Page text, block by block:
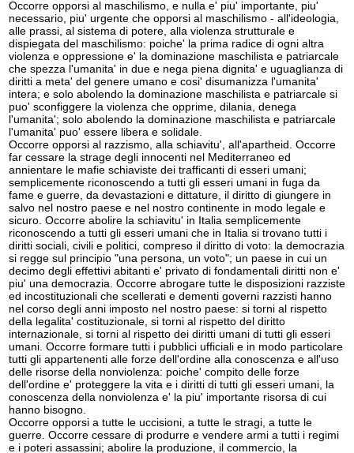
Occorre opporsi al maschilismo, e nulla e' piu' importante, piu'
necessario, piu' urgente che opporsi al maschilismo - all'ideologia,
alle prassi, al sistema di potere, alla violenza strutturale e
dispiegata del maschilismo: poiche' la prima radice di ogni altra
violenza e oppressione e' la dominazione maschilista e patriarcale
che spezza l'umanita' in due e nega piena dignita' e uguaglianza di
diritti a meta' del genere umano e cosi' disumanizza l'umanita'
intera; e solo abolendo la dominazione maschilista e patriarcale si
puo' sconfiggere la violenza che opprime, dilania, denega
l'umanita'; solo abolendo la dominazione maschilista e patriarcale
l'umanita' puo' essere libera e solidale.
Occorre opporsi al razzismo, alla schiavitu', all'apartheid. Occorre
far cessare la strage degli innocenti nel Mediterraneo ed
annientare le mafie schiaviste dei trafficanti di esseri umani;
semplicemente riconoscendo a tutti gli esseri umani in fuga da
fame e guerre, da devastazioni e dittature, il diritto di giungere in
salvo nel nostro paese e nel nostro continente in modo legale e
sicuro. Occorre abolire la schiavitu' in Italia semplicemente
riconoscendo a tutti gli esseri umani che in Italia si trovano tutti i
diritti sociali, civili e politici, compreso il diritto di voto: la democrazia
si regge sul principio "una persona, un voto"; un paese in cui un
decimo degli effettivi abitanti e' privato di fondamentali diritti non e'
piu' una democrazia. Occorre abrogare tutte le disposizioni razziste
ed incostituzionali che scellerati e dementi governi razzisti hanno
nel corso degli anni imposto nel nostro paese: si torni al rispetto
della legalita' costituzionale, si torni al rispetto del diritto
internazionale, si torni al rispetto dei diritti umani di tutti gli esseri
umani. Occorre formare tutti i pubblici ufficiali e in modo particolare
tutti gli appartenenti alle forze dell'ordine alla conoscenza e all'uso
delle risorse della nonviolenza: poiche' compito delle forze
dell'ordine e' proteggere la vita e i diritti di tutti gli esseri umani, la
conoscenza della nonviolenza e' la piu' importante risorsa di cui
hanno bisogno.
Occorre opporsi a tutte le uccisioni, a tutte le stragi, a tutte le
guerre. Occorre cessare di produrre e vendere armi a tutti i regimi
e i poteri assassini; abolire la produzione, il commercio, la